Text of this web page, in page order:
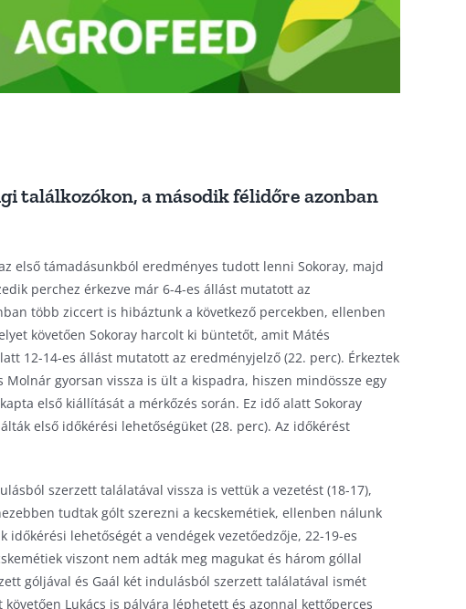
találkozókon, a második félidőre azonban
első támadásunkból eredményes tudott lenni Sokoray, majd
perchez érkezve már 6-4-es állást mutatott az
több ziccert is hibáztunk a következő percekben, ellenben
követően Sokoray harcolt ki büntetőt, amit Mátés
12-14-es állást mutatott az eredményjelző (22. perc). Érkeztek
gyorsan vissza is ült a kispadra, hiszen mindössze egy
első kiállítását a mérkőzés során. Ez idő alatt Sokoray
első időkérési lehetőségüket (28. perc). Az időkérést
szerzett találatával vissza is vettük a vezetést (18-17),
tudtak gólt szerezni a kecskemétiek, ellenben nálunk
lehetőségét a vendégek vezetőedzője, 22-19-es
viszont nem adták meg magukat és három góllal
góljával és Gaál két indulásból szerzett találatával ismét
Lukács is pályára léphetett és azonnal kettőperces